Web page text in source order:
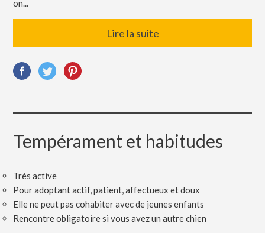
on...
Lire la suite
Tempérament et habitudes
Très active
Pour adoptant actif, patient, affectueux et doux
Elle ne peut pas cohabiter avec de jeunes enfants
Rencontre obligatoire si vous avez un autre chien